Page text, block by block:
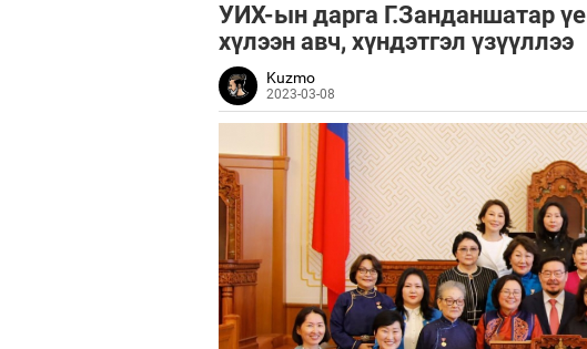
УИХ-ын дарга Г.Занданшатар
хүлээн авч, хүндэтгэл үзүүллээ
Kuzmo
2023-03-08